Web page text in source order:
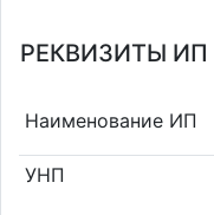
РЕКВИЗИТЫ
Наименование ИП
УНП